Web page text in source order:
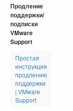
Продление
поддержки/
подписки
VMware
Support
Простая
инструкция
продлению
поддержки
| VMware
Support